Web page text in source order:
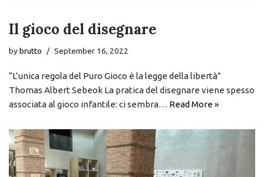
Il gioco del disegnare
bybrutto September 16, 2022
“L’unica regola del Puro Gioco è la legge della libertà”
Thomas Albert Sebeok La pratica del disegnare viene spesso
associata al gioco infantile: ci sembra… Read More »